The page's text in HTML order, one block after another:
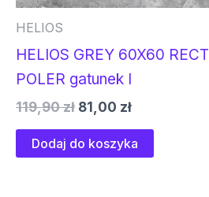
HELIOS
HELIOS GREY 60X60 RECT
POLER gatunek I
119,90zł 81,00 zł
Dodaj do koszyka